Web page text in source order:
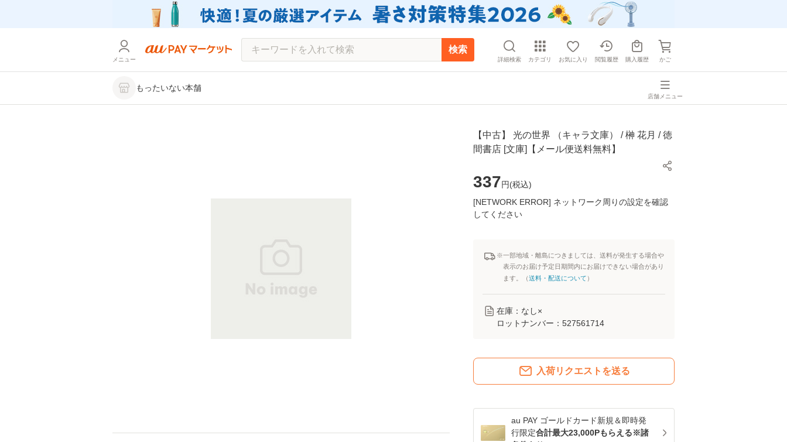
メニュー
検索
詳細検索 カテゴリ お気に入り 閲覧履歴 購入履歴 かご
もったいない本舗
店舗メニュー
【中古】 光の世界 （キャラ文庫） / 榊 花月 / 徳
間書店 [文庫]【メール便送料無料】
337円(税込)
[NETWORK ERROR] ネットワーク周りの設定を確認
してください
※一部地域・離島につきましては、送料が発生する場合や
表示のお届け予定日期間内にお届けできない場合があり
ます。（送料・配送について ）
在庫：なし×
ロットナンバー： 527561714
入荷リクエストを送る
au PAY ゴールドカード新規＆即時発
行限定合計最大23,000Pもらえる※諸